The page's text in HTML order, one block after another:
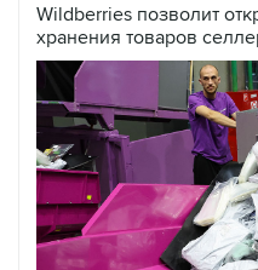
Wildberries позволит
хранения товаров